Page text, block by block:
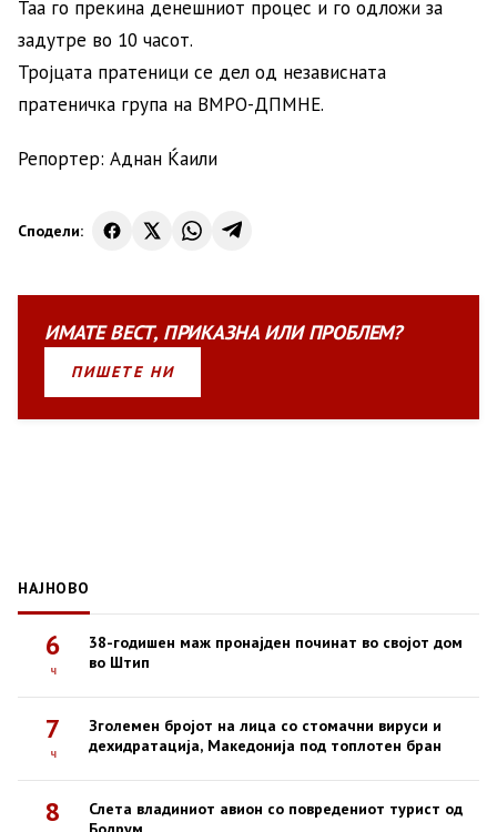
Таа го прекина денешниот процес и го одложи за
задутре во 10 часот.
Тројцата пратеници се дел од независната
пратеничка група на ВМРО-ДПМНЕ.
Репортер: Аднан Ќаили
Сподели:
ИМАТЕВЕСТ, ПРИКАЗНАИЛИПРОБЛЕМ?
ПИШЕТЕ НИ
НАЈНОВО
6
ч
38-годишен маж пронајден починат во својот дом
во Штип
7
ч
Зголемен бројот на лица со стомачни вируси и
дехидратација, Македонија под топлотен бран
8
Слета владиниот авион со повредениот турист од